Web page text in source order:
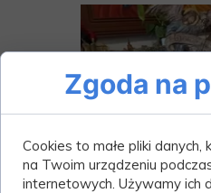
Zgoda na
Cookies to małe pliki
na Twoim urządzeniu
internetowych. Używamy ich